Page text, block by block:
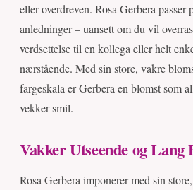
eller overdreven. Rosa Gerbera passer
anledninger – uansett om du vil
verdsettelse til en kollega eller helt
nærstående. Med sin store, vakre
fargeskala er Gerbera en blomst som
vekker smil.
Vakker Utseende og
Rosa Gerbera imponerer med sin